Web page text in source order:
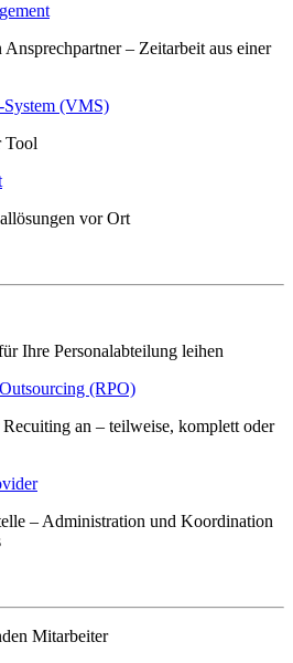
– Zeitarbeit aus einer
System (VMS)
Tool
vor Ort
Ihre Personalabteilung leihen
(RPO)
an – teilweise, komplett oder
– Administration und Koordination
Mitarbeiter